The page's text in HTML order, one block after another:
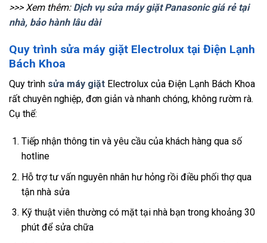
>>> Xem thêm: Dịch vụ sửa máy giặt Panasonic giá rẻ tại
nhà, bảo hành lâu dài
Quy trình sửa máy giặt Electrolux tại Điện Lạnh
Bách Khoa
Quy trình sửa máy giặt Electrolux của Điện Lạnh Bách Khoa
rất chuyên nghiệp, đơn giản và nhanh chóng, không rườm rà.
Cụ thể:
Tiếp nhận thông tin và yêu cầu của khách hàng qua số
hotline
Hỗ trợ tư vấn nguyên nhân hư hỏng rồi điều phối thợ qua
tận nhà sửa
Kỹ thuật viên thường có mặt tại nhà bạn trong khoảng 30
phút để sửa chữa